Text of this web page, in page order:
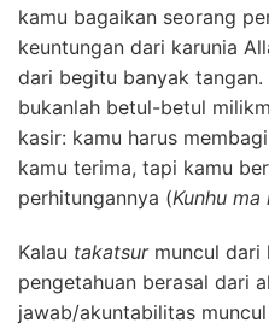
kamu bagaikan seorang
keuntungan dari karunia
dari begitu banyak
bukanlah betul-betul
kasir: kamu harus
kamu terima, tapi kamu
perhitungannya (Kunhu
Kalau takatsurmuncul dari
pengetahuan berasal dari
jawab/akuntabilitas